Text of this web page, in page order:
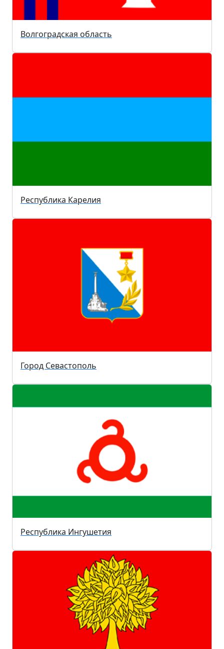
Волгоградская область
Республика Карелия
Город Севастополь
Республика Ингушетия